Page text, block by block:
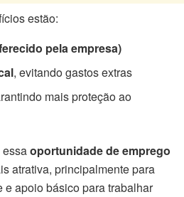
estão:
pela empresa)
, evitando gastos extras
mais proteção ao
essaoportunidade de emprego
atrativa, principalmente para
apoio básico para trabalhar